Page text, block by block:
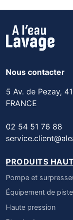
Nous contacter
5 Av. de Pezay,
FRANCE
02 54 51 76 88
PRODUITS
Pompe et
Équipement de piste
Haute pression